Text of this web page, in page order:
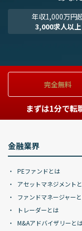
年収1,000万円
3,000求人以上
完全無料
まずは1分で転
金融業界
PEファンドとは
アセットマネジメント
ファンドマネージャー
トレーダーとは
M&Aアドバイザリーと